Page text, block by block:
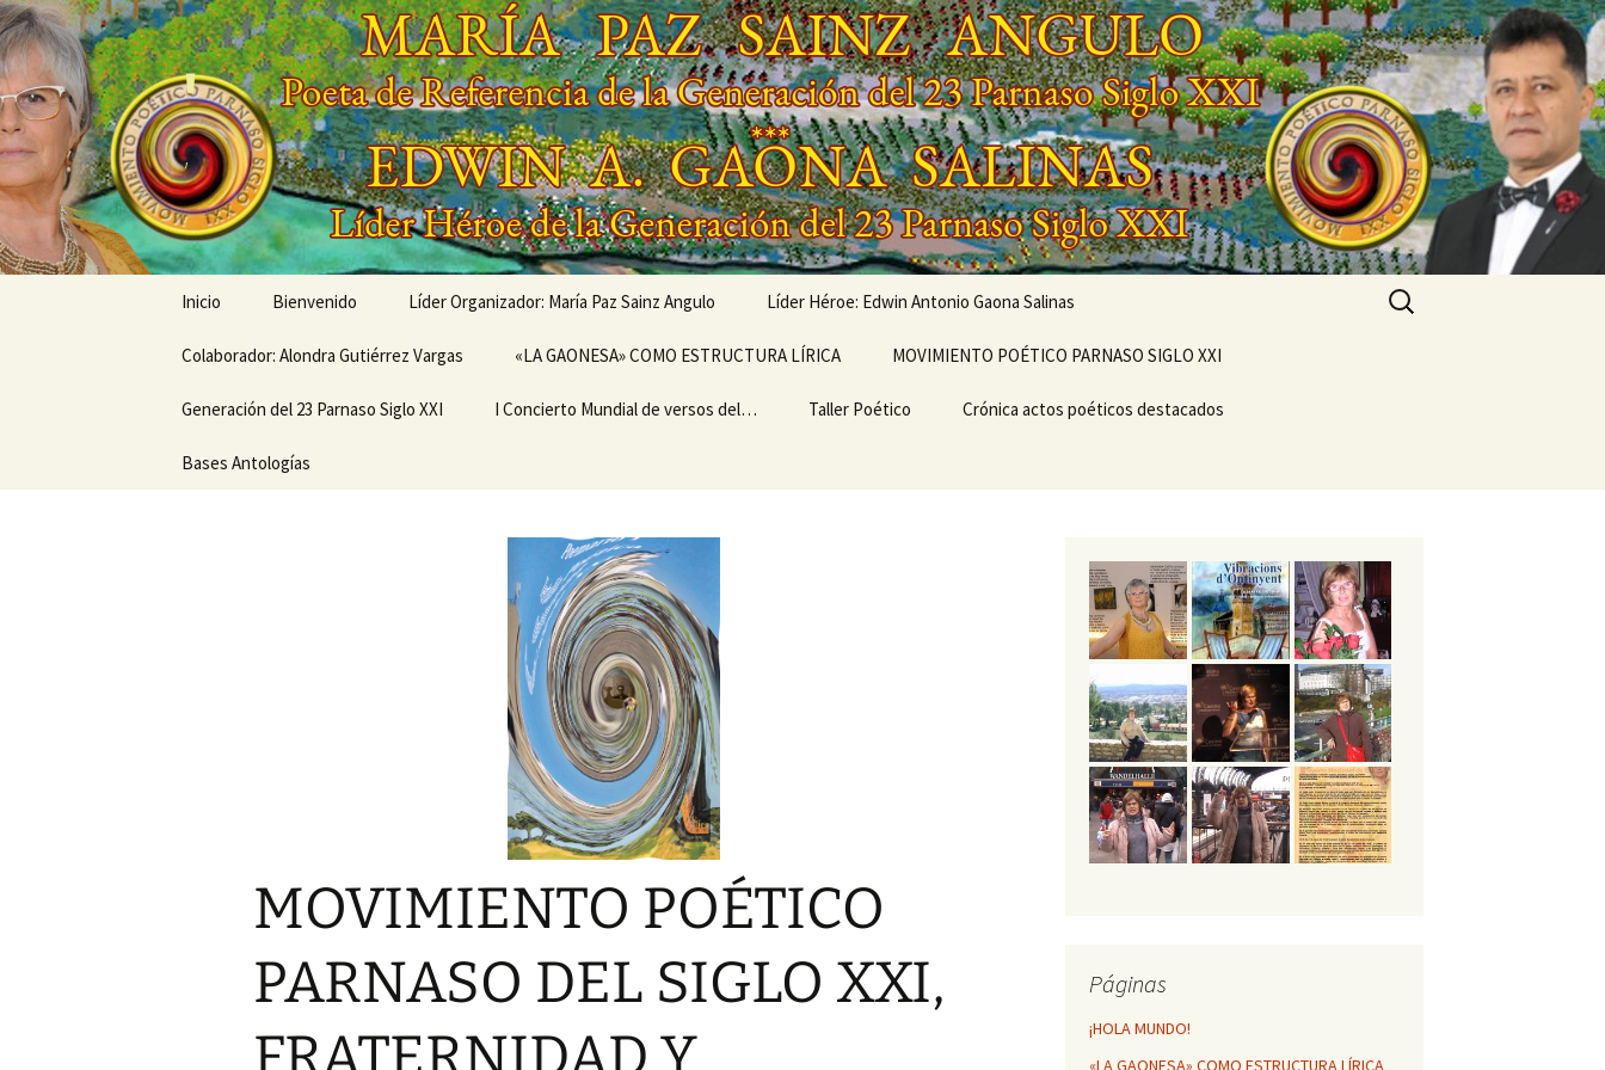
Saltar
al
contenido
'
'
Inicio Bienvenido Líder Organizador: María Paz Sainz Angulo
Conóceme a través de…
Mis Creaciones Escritura Poemarios POEMARIO «POETA
HUELLAS POÉTICAS DE
MI VIDA
Vibracions d’Ontinyent
Líder Héroe: Edwin Antonio Gaona Salinas
OBRAS MUSICALIZADAS
LEGADO
Colaborador: Alondra Gutiérrez Vargas «LA GAONESA» COMO ESTRUCTURA LÍRICA MOVIMIENTO POÉTICO PARNASO SIGLO XXI
EL ULTRABARDISMO
Generación del 23 Parnaso Siglo XXI
MEMORIAS EN LA SENDA
DEL PARNASO –
MIEMBROS GENERACIÓN CÉSAR ARISMENDI,
GENERACIÓN DEL 23
PARNASO SIGLO XXI
OLGA ESTER ALONSO,
MIEMBRO DE LA
I Concierto Mundial de versos del…
MOVIMIENTO POÉTICO
PARNASO SIGLO XXI
PRELIMINARES DEL
PRIMER CONCIERTO
MUNDIAL DE VERSOS
DEL «MOVIMIENTO
POÉTICO PARNASO DEL
SIGLO XXI»
ECO INTERNACIONAL
«PRIMER CONCIERTO
MUNDIAL DE VERSOS
DEL MOVIMIENTO
POÉTICO PARNASO DEL
SIGLO XXI»
PREMIO ESPAÑOL
«GENERACIÓN DEL 23
PARNASO SIGLO XXI»
VÍCTOR WILFRIDO ARIAS
AROCA, PREMIO
ESPAÑOL…, PRIMER
DE VERSOS
Taller Poético Crónica actos poéticos destacados
I GALERÍA TEMÁTICA DE
VERSOS DEL INFINITO
Bases Antologías
Buscar:
MOVIMIENTO POÉTICO
PARNASO DEL SIGLO XXI,
Páginas
¡HOLA MUNDO!
«LA GAONESA» COMO ESTRUCTURA LÍRICA